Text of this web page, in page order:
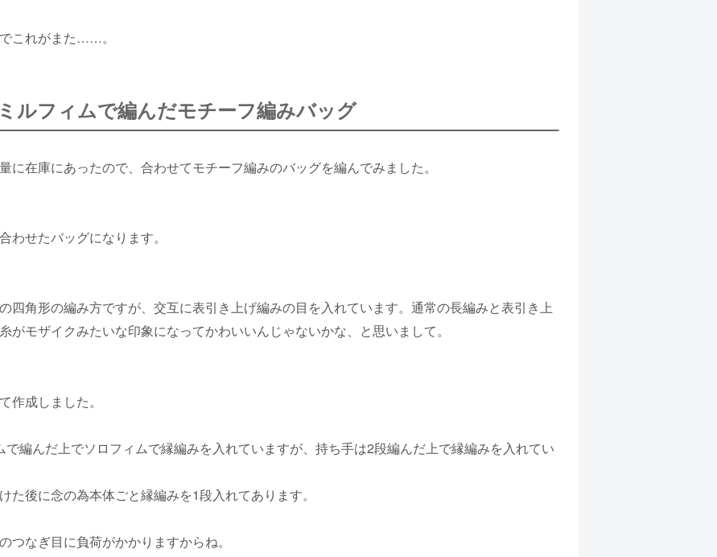
これがまた……。
ミルフィムで編んだモチーフ編みバッグ
に在庫にあったので、合わせてモチーフ編みのバッグを編んでみました。
わせたバッグになります。
四角形の編み方ですが、交互に表引き上げ編みの目を入れています。通常の長編みと表引き上
がモザイクみたいな印象になってかわいいんじゃないかな、と思いまして。
作成しました。
編んだ上でソロフィムで縁編みを入れていますが、持ち手は2段編んだ上で縁編みを入れてい
た後に念の為本体ごと縁編みを1段入れてあります。
つなぎ目に負荷がかかりますからね。